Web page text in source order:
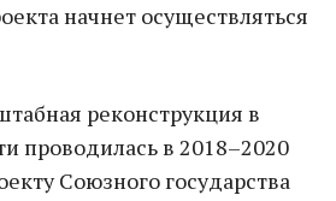
начнет осуществляться
реконструкция в
проводилась в 2018–2020
Союзного государства